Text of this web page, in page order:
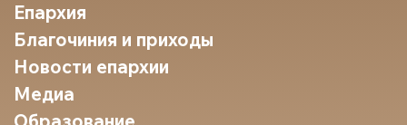
Епархия
Благочиния и приходы
Новости епархии
Медиа